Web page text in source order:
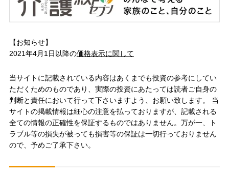
【お知らせ】
2021年4月1日以降の価格表示に関して
当サイトに記載されている内容はあくまでも投資の参考にしてい
ただくためのものであり、実際の投資にあたっては読者ご自身の
判断と責任において行って下さいますよう、お願い致します。 当
サイトの掲載情報は細心の注意を払っておりますが、記載される
全ての情報の正確性を保証するものではありません。万が一、ト
ラブル等の損失が被っても損害等の保証は一切行っておりません
ので、予めご了承下さい。